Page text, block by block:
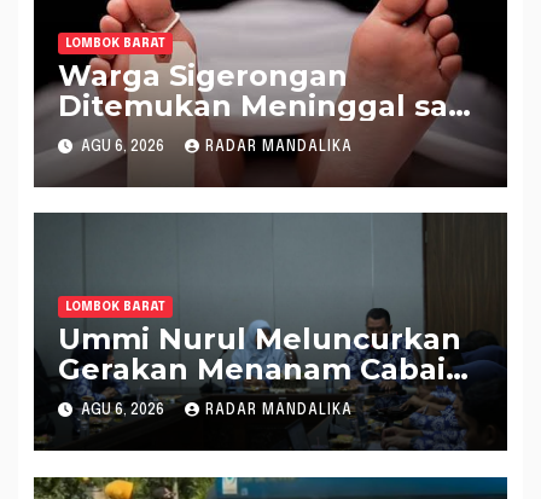
LOMBOK BARAT
Warga Sigerongan
Ditemukan Meninggal saat
Setrum Ikan di Sungai
AGU 6, 2026 RADAR MANDALIKA
LOMBOK BARAT
Ummi Nurul Meluncurkan
Gerakan Menanam Cabai
Tangani Inflasi
AGU 6, 2026 RADAR MANDALIKA